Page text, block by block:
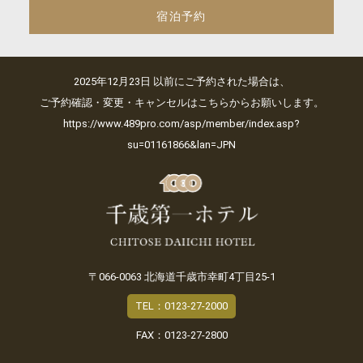
宿泊予約
2025年12月23日 以前にご予約された場合は、
ご予約確認・変更・キャンセルはこちらからお願いします。
https://www.489pro.com/asp/member/index.asp?
su=01161866&lan=JPN
〒066-0063 北海道千歳市幸町4丁目25-1
TEL：0123-27-2000
FAX：0123-27-2800